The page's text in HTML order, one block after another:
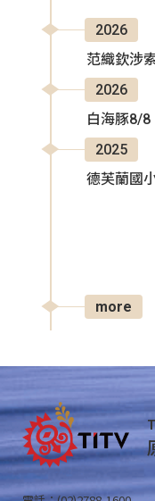
2026
范織欽涉
2026
白海豚8/8
2025
德芙蘭國
more